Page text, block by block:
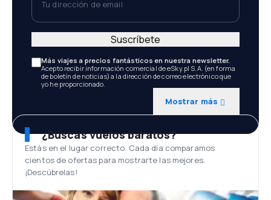
Más viajes a precios fantásticos en nuestra newsletter.
Acepto recibir información comercial de eSky.pl S.A. (en forma
de boletín de noticias) a la dirección de correo electrónico que
yo he proporcionado.
Mostrar más
Suscríbete
¿Buscas vuelos baratos?
Estás en el lugar correcto. Cada día comparamos
cientos de ofertas para mostrarte las mejores.
¡Descúbrelas!